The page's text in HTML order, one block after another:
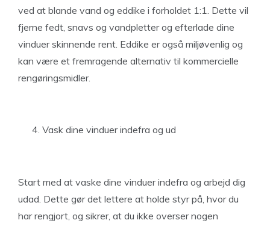
ved at blande vand og eddike i forholdet 1:1. Dette vil
fjerne fedt, snavs og vandpletter og efterlade dine
vinduer skinnende rent. Eddike er også miljøvenlig og
kan være et fremragende alternativ til kommercielle
rengøringsmidler.
Vask dine vinduer indefra og ud
Start med at vaske dine vinduer indefra og arbejd dig
udad. Dette gør det lettere at holde styr på, hvor du
har rengjort, og sikrer, at du ikke overser nogen